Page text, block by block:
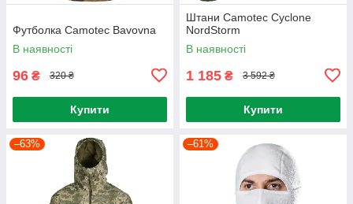
Футболка Camotec Bavovna
В наявності
96 ₴ 320 ₴
Купити
Штани Camotec Cyclone
NordStorm
В наявності
1 185 ₴ 3 592 ₴
Купити
–63% –61%